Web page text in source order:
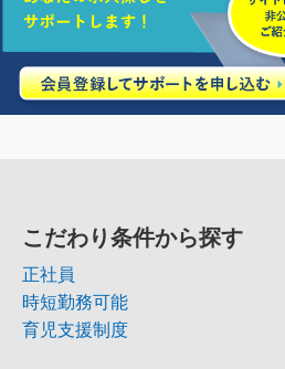
こだわり条件から探す
正社員
時短勤務可能
育児支援制度